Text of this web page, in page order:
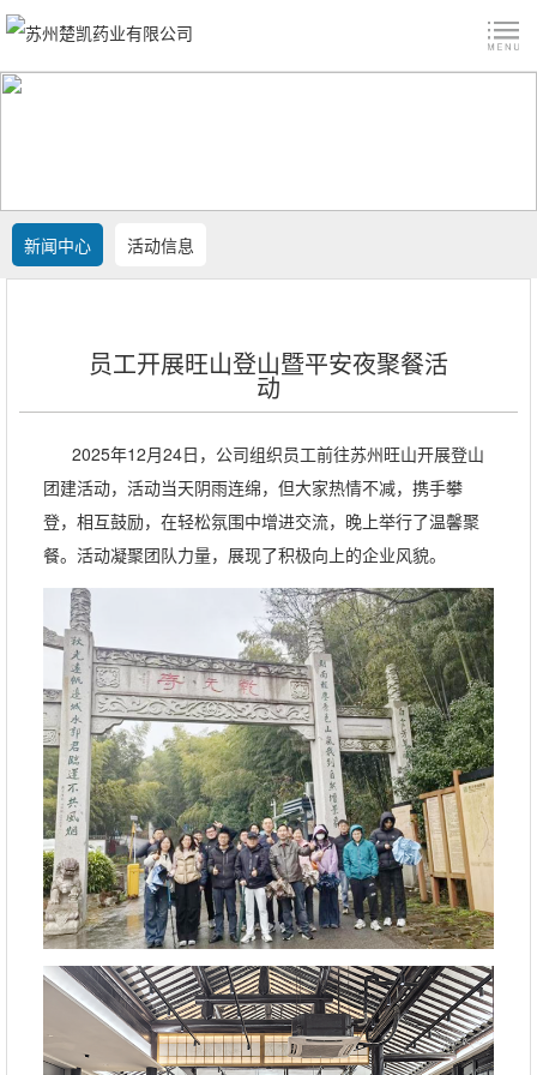
新闻中心 活动信息
员工开展旺山登山暨平安夜聚餐活
动
2025年12月24日，公司组织员工前往苏州旺山开展登山
团建活动，活动当天阴雨连绵，但大家热情不减，携手攀
登，相互鼓励，在轻松氛围中增进交流，晚上举行了温馨聚
餐。活动凝聚团队力量，展现了积极向上的企业风貌。